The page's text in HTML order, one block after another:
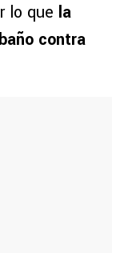
lo que la
contra